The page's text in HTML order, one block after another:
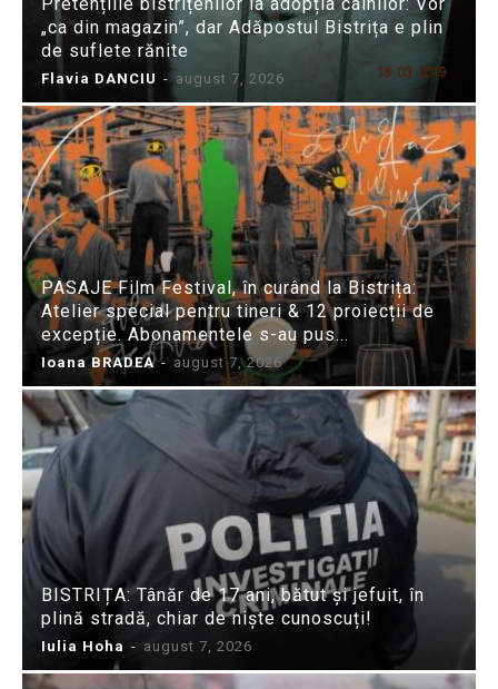
„ca din magazin”, dar Adăpostul Bistrița e plin
de suflete rănite
Flavia DANCIU - august 7, 2026
PASAJE Film Festival, în curând la Bistrița:
Atelier special pentru tineri & 12 proiecții de
excepție. Abonamentele s-au pus...
Ioana BRADEA - august 7, 2026
BISTRIȚA: Tânăr de 17 ani, bătut și jefuit, în
plină stradă, chiar de niște cunoscuți!
Iulia Hoha - august 7, 2026